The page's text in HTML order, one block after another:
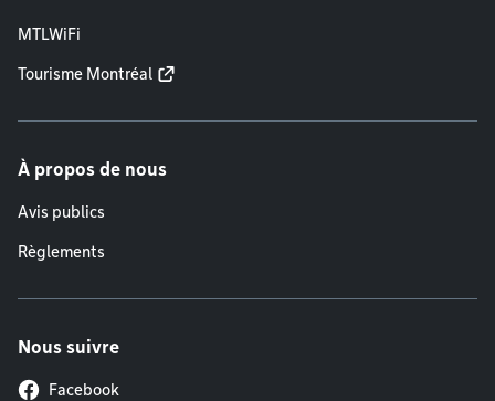
MTLWiFi
Tourisme Montréal
À propos de nous
Avis publics
Règlements
Nous suivre
Facebook